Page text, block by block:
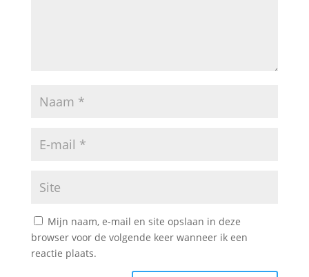
Mijn naam, e-mail en site opslaan in deze
browser voor de volgende keer wanneer ik een
reactie plaats.